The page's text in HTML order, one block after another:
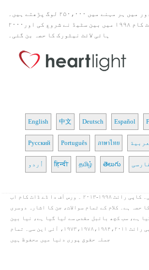
آج کی آیت موجودہ دور میں ہر مہنے میں ۲۵۰،۰۰۰ لوگ پڑھتے ہیں۔
ورس آف دا ڈے ڈاٹ کام ۱۹۹۸ میں بین سٹیڈ نے شروع کی اور۲۰۰۰
ہائی لائٹ نیٹورک کا حصہ بن گئی۔
English 中文 Deutsch Español
Русский Português ภาษาไทย
اُردو हिन्दी தமிழ் తెలుగు
ہائی لائٹ آئی این سی۔ کاپی رائٹ ۱۹۹۸-۲۰۱۳ ۔ ورس آف دا ڈے ڈاٹ کام اب
حصہ ہے۔ کلام کے تمام سوالات، جن کا اشارہ دوسری
ہے، سب کچھ بائبل مقدس سے لیا گیا ہے، نیا بین
الاقوامی قسم۔ کاپی رائٹ ۱۹۷۳،۱۹۷۸،۱۹۸۴،۲۰۱۱، آئی این سی۔ تمام
جملہ حقوق پوری دنیا میں محفوظ ہیں